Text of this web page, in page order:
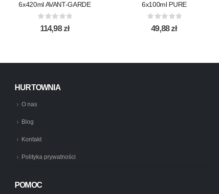
6x420ml AVANT-GARDE
0out of 5
114,98zł
6x100ml PURE
out of 5
49,88zł
HURTOWNIA
O nas
Blog
Kontakt
Polityka prywatności
POMOC